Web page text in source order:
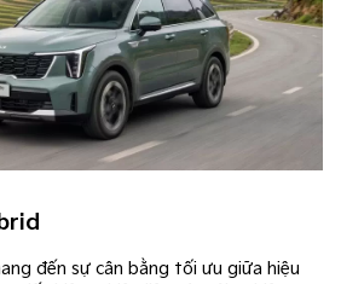
đến sự cân bằng tối ưu giữa hiệu